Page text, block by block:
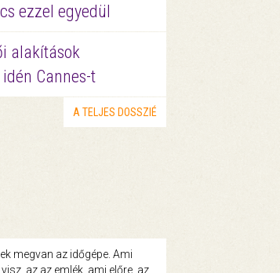
ezzel egyedül
alakítások
Cannes-t
A TELJES DOSSZIÉ
megvan az időgépe. Ami
az az emlék, ami előre, az